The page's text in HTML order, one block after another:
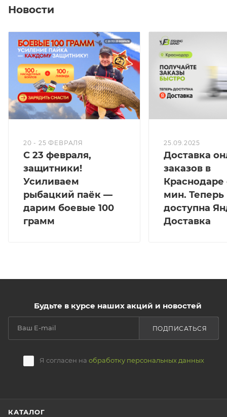
Новости
20 - 25 ФЕВРАЛЯ
С 23 февраля,
защитники!
Усиливаем
рыбацкий паёк —
дарим боевые 100
грамм
25.09.2025
Доставка
заказов в
Краснодаре
мин. Теперь
доступна
Доставка
Будьте в курсе наших акций и новостей
Я согласен на обработку персональных данных
ПОДПИСАТЬСЯ
КАТАЛОГ